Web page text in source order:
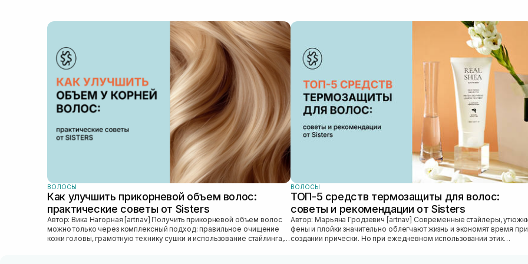
розчісується, стає дуже м’яке та приємне на
маслом бабасу або іншою олією від CSh - це дає
ефект тотального наповнення і важкості. Але в
дні коли мені хочеться чогось легкого -
використовує без масла. Як продукт, який
захищає волосся від сонця він мені дуже
подобається, тому що я приїхала з відпочинку з
своїм кольором волосся та без сухості по
довжині. 😅🫶🏼
ВОЛОСЫ
Как улучшить прикорневой объем волос:
практические советы от Sisters
Автор: Вика Нагорная [artnav] Получить прикорневой объем волос
можно только через комплексный подход: правильное очищение
кожи головы, грамотную технику сушки и использование стайлинга,
ВОЛОСЫ
ТОП-5 средств термозащиты для волос:
советы и рекомендации от Sisters
Автор: Марьяна Гродзевич [artnav] Современные стайлеры, утюжки,
фены и плойки значительно облегчают жизнь и экономят время при
создании прически. Но при ежедневном использовании этих